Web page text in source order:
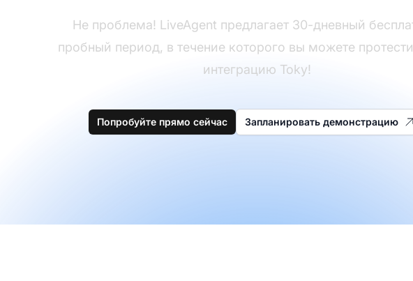
Не проблема! LiveAgent предлагает 30-дневный
пробный период, в течение которого вы можете
интеграцию Toky!
Попробуйте прямо сейчас Запланировать демонстрацию